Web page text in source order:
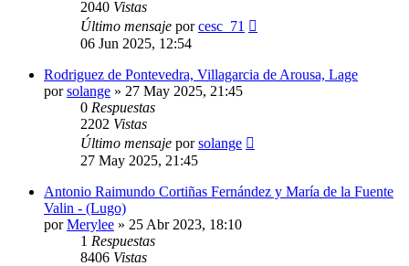
2040 Vistas
Último mensaje porcesc_71
06 Jun 2025, 12:54
Rodriguez de Pontevedra, Villagarcia de Arousa, Lage
porsolange » 27 May 2025, 21:45
0 Respuestas
2202 Vistas
Último mensaje porsolange
27 May 2025, 21:45
Antonio Raimundo Cortiñas Fernández y María de la Fuente
Valin - (Lugo)
porMerylee » 25 Abr 2023, 18:10
1 Respuestas
8406 Vistas